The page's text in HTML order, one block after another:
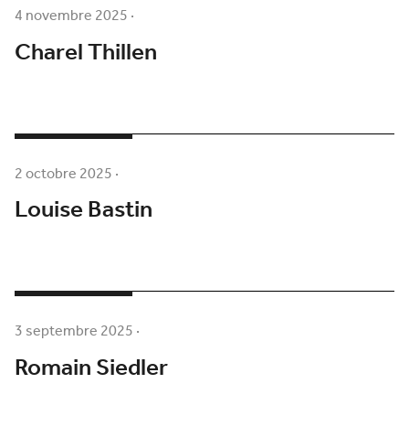
4 novembre 2025·
Charel Thillen
2 octobre 2025·
Louise Bastin
3 septembre 2025·
Romain Siedler